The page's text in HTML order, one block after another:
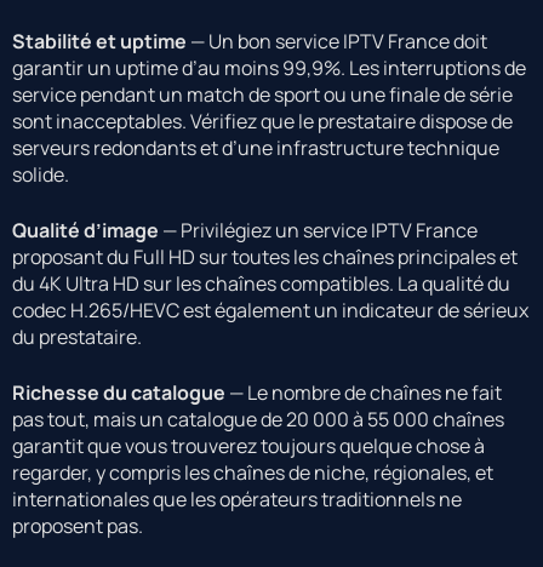
Stabilité et uptime — Un bon service IPTV France doit
garantir un uptime d’au moins 99,9%. Les interruptions de
service pendant un match de sport ou une finale de série
sont inacceptables. Vérifiez que le prestataire dispose de
serveurs redondants et d’une infrastructure technique
solide.
Qualité d’image — Privilégiez un service IPTV France
proposant du Full HD sur toutes les chaînes principales et
du 4K Ultra HD sur les chaînes compatibles. La qualité du
codec H.265/HEVC est également un indicateur de sérieux
du prestataire.
Richesse du catalogue — Le nombre de chaînes ne fait
pas tout, mais un catalogue de 20 000 à 55 000 chaînes
garantit que vous trouverez toujours quelque chose à
regarder, y compris les chaînes de niche, régionales, et
internationales que les opérateurs traditionnels ne
proposent pas.